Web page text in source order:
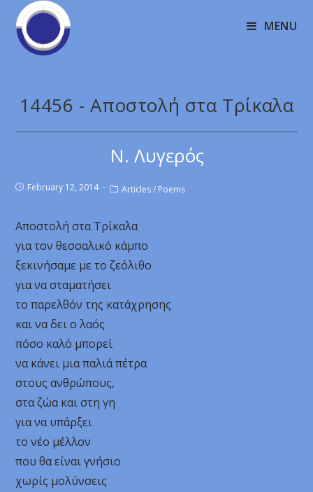
MENU
14456 - Αποστολή στα Τρίκαλα
Ν. Λυγερός
February 12, 2014 Articles / Poems
Αποστολή στα Τρίκαλα
για τον θεσσαλικό κάμπο
ξεκινήσαμε με το ζεόλιθο
για να σταματήσει
το παρελθόν της κατάχρησης
και να δει ο λαός
πόσο καλό μπορεί
να κάνει μια παλιά πέτρα
στους ανθρώπους,
στα ζώα και στη γη
για να υπάρξει
το νέο μέλλον
που θα είναι γνήσιο
χωρίς μολύνσεις